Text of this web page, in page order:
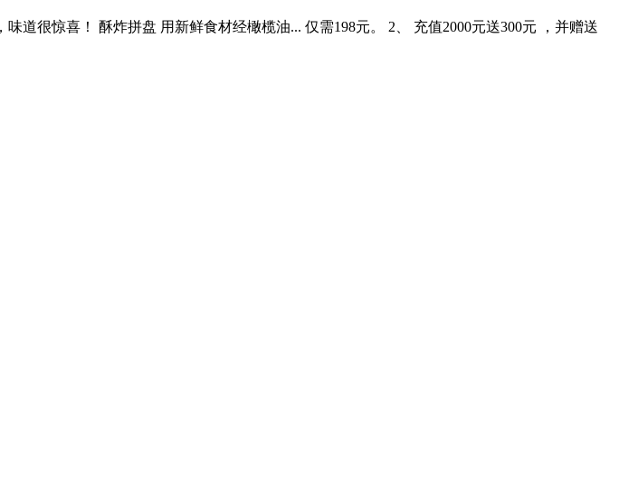
道很惊喜！ 酥炸拼盘 用新鲜食材经橄榄油... 仅需198元。 2、 充值2000元送300元 ，并赠送